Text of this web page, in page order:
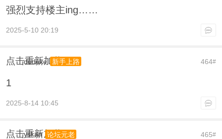
强烈支持楼主ing……
2025-5-10 20:19
点击重新加载 464#
duduke 新手上路
1
2025-8-14 10:45
点击重新加载 465#
yskan 论坛元老